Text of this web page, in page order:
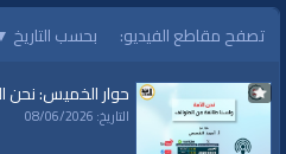
قناة الواقية: انحياز إلى مبدأ الأمة
#قناة_الواقية
alwaqiyahtv | alwaqiyahtv@twitter
تصفح مقاطع الفيديو: بحسب التاريخ
حوار الخميس: نحن
التاريخ: 08/06/2026